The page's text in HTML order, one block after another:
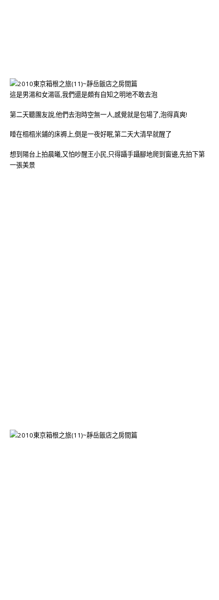
這是男湯和女湯區,我們還是頗有自知之明地不敢去泡
第二天聽團友說,他們去泡時空無一人,感覺就是包場了,泡得真爽!
睡在榻榻米鋪的床褥上,倒是一夜好眠,第二天大清早就醒了
想到陽台上拍晨曦,又怕吵醒王小民,只得躡手躡腳地爬到窗邊,先拍下第
一張美景